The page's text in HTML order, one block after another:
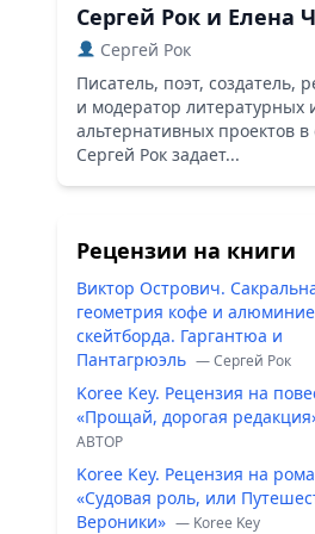
Сергей Рок и Елена
Сергей Рок
Писатель, поэт, создатель,
и модератор литературных
альтернативных проектов в
Сергей Рок задает...
Рецензии на книги
Виктор Острович.
геометрия кофе и
скейтборда. Гаргантюа и
Пантагрюэль — Сергей Рок
Koree Key. Рецензия на
«Прощай, дорогая
ABTOP
Koree Key. Рецензия на
«Судовая роль, или
Вероники» — Koree Key